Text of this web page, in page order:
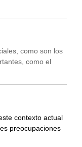
como son los
como el
contexto actual
preocupaciones